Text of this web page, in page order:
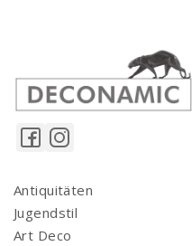
Antiquitäten
Jugendstil
Art Deco